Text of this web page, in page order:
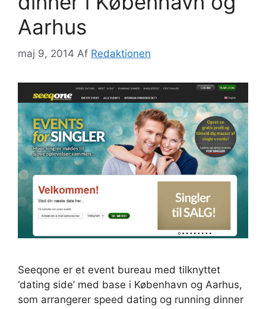
Aarhus
maj 9, 2014 Af Redaktionen
Seeqone er et event bureau med tilknyttet
‘dating side’ med base i København og Aarhus,
som arrangerer speed dating og running dinner